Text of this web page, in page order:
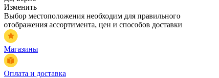
Изменить
Выбор местоположения необходим для правильного
отображения ассортимента, цен и способов доставки
Магазины
Оплата и доставка